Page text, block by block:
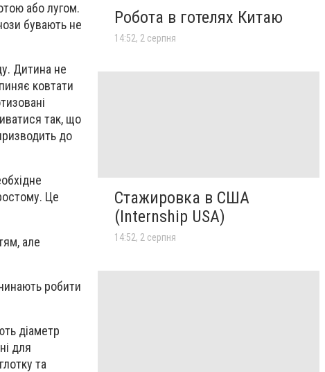
або лугом.
бувають не
Дитина не
ковтати
так, що
до
Це
але
робити
діаметр
для
та
Робота в готелях Китаю
14:52, 2 серпня
Стажировка в США
(Internship USA)
14:52, 2 серпня